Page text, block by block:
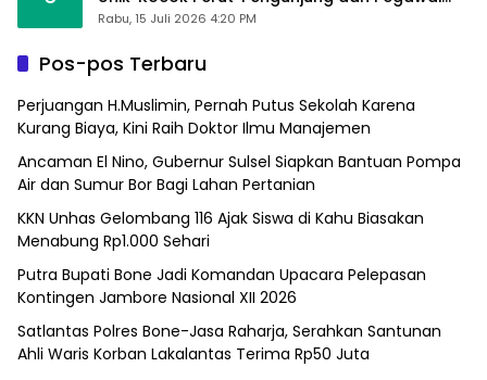
Alfamart, Ngaku Aktifkan Layar Sentuh Atm
Rabu, 15 Juli 2026 4:20 PM
Pos-pos Terbaru
Perjuangan H.Muslimin, Pernah Putus Sekolah Karena
Kurang Biaya, Kini Raih Doktor Ilmu Manajemen
Ancaman El Nino, Gubernur Sulsel Siapkan Bantuan Pompa
Air dan Sumur Bor Bagi Lahan Pertanian
KKN Unhas Gelombang 116 Ajak Siswa di Kahu Biasakan
Menabung Rp1.000 Sehari
Putra Bupati Bone Jadi Komandan Upacara Pelepasan
Kontingen Jambore Nasional XII 2026
Satlantas Polres Bone-Jasa Raharja, Serahkan Santunan
Ahli Waris Korban Lakalantas Terima Rp50 Juta